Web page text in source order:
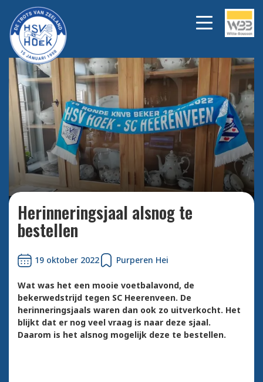
Bekijk alle foto's
Herinneringsjaal alsnog te
bestellen
19 oktober 2022 Purperen Hei
Wat was het een mooie voetbalavond, de
bekerwedstrijd tegen SC Heerenveen. De
herinneringsjaals waren dan ook zo uitverkocht. Het
blijkt dat er nog veel vraag is naar deze sjaal.
Daarom is het alsnog mogelijk deze te bestellen.